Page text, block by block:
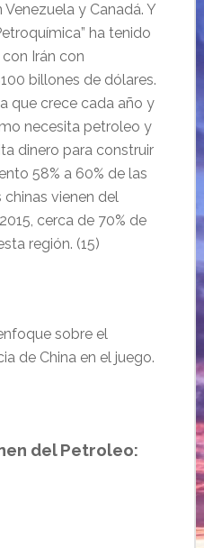
y Canadá. Y
ha tenido
Irán con
billones de dólares.
que crece cada año y
necesita petroleo y
dinero para construir
58% a 60% de las
vienen del
cerca de 70% de
región. (15)
sobre el
de China en el juego.
del Petroleo: